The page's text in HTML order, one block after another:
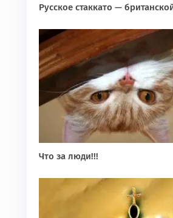
Русское стаккато —
Что за люди!!!